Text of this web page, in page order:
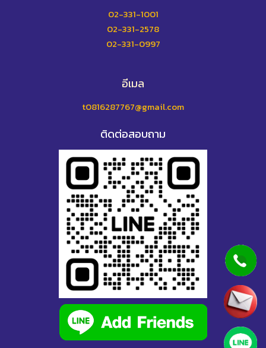
02-331-1001
02-331-2578
02-331-0997
อีเมล
t0816287767@gmail.com
ติดต่อสอบถาม